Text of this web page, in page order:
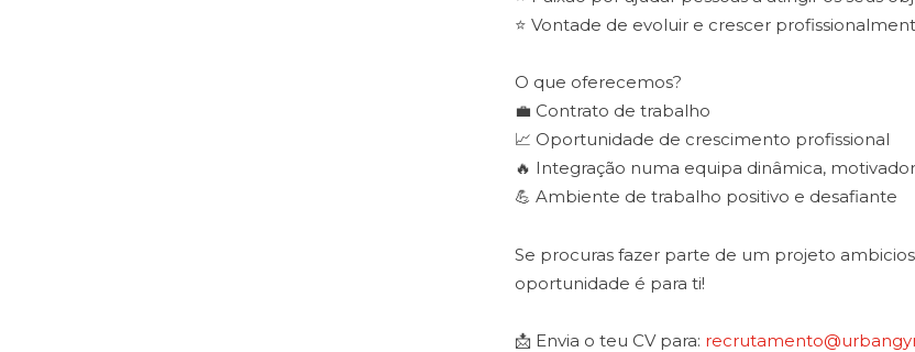
⭐ Vontade de evoluir e crescer
O que oferecemos?
💼 Contrato de trabalho
📈 Oportunidade de crescimento profissional
🔥 Integração numa equipa dinâmica,
💪 Ambiente de trabalho positivo e desafiante
Se procuras fazer parte de um projeto
oportunidade é para ti!
📩 Envia o teu CV para: